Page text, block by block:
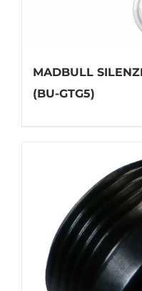
MADBULL
(BU-GTG5)